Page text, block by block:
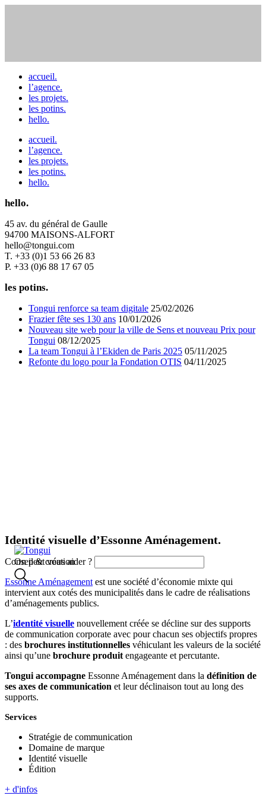
accueil.
l’agence.
les projets.
les potins.
hello.
accueil.
l’agence.
les projets.
les potins.
hello.
hello.
45 av. du général de Gaulle
94700 MAISONS-ALFORT
hello@tongui.com
T. +33 (0)1 53 66 26 83
P. +33 (0)6 88 17 67 05
les potins.
Tongui renforce sa team digitale 25/02/2026
Frazier fête ses 130 ans 10/01/2026
Nouveau site web pour la ville de Sens et nouveau Prix pour
Tongui 08/12/2025
La team Tongui à l’Ekiden de Paris 2025 05/11/2025
Refonte du logo pour la Fondation OTIS 04/11/2025
On peut vous aider ?
Identité visuelle d’Essonne Aménagement.
Conseil & création
Essonne Aménagement est une société d’économie mixte qui
intervient aux cotés des municipalités dans le cadre de réalisations
d’aménagements publics.
L’identité visuelle nouvellement créée se décline sur des supports
de communication corporate avec pour chacun ses objectifs propres
: des brochures institutionnelles véhiculant les valeurs de la société
ainsi qu’une brochure produit engageante et percutante.
Tongui accompagne Essonne Aménagement dans la définition de
ses axes de communication et leur déclinaison tout au long des
supports.
Services
Stratégie de communication
Domaine de marque
Identité visuelle
Édition
+ d'infos